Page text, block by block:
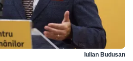
Iulian Budusan